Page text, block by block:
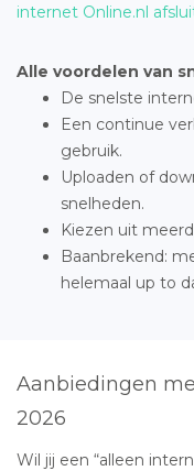
internet Online.nl
Alle voordelen van
De snelste
Een continue
gebruik.
Uploaden of
snelheden.
Kiezen uit
Baanbrekend:
helemaal up to
Aanbiedingen
2026
Wil jij een “alleen